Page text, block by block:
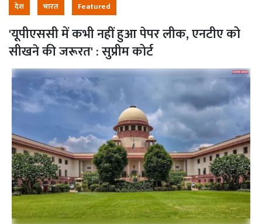
देश भारत Featured
'यूपीएससी में कभी नहीं हुआ पेपर लीक, एनटीए को
सीखने की जरूरत' : सुप्रीम कोर्ट